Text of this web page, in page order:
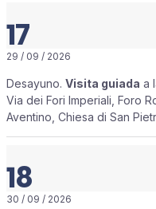
17
29 / 09 / 2026
Desayuno. Visita guiada a
Via dei Fori Imperiali, Foro
Aventino, Chiesa di San
18
30 / 09 / 2026